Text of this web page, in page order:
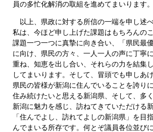
員の多忙化解消の取組を進めてまいります。
以上、県政に対する所信の一端を申し述べ
私は、今ほど申し上げた課題はもちろんの
課題一つ一つに真摯に向き合い、「県民最
に向け、県民の方々、一人一人の声に丁寧
重ね、知恵を出し合い、それらの力を結集
してまいります。そして、冒頭でも申しあ
県民の皆様が新潟に住んでいることを誇り
住み続けたいと思える新潟県、そして、多
新潟に魅力を感じ、訪ねてきていただける
「住んでよし、訪れてよしの新潟県」を目
んでまいる所存です。何とぞ議員各位並び